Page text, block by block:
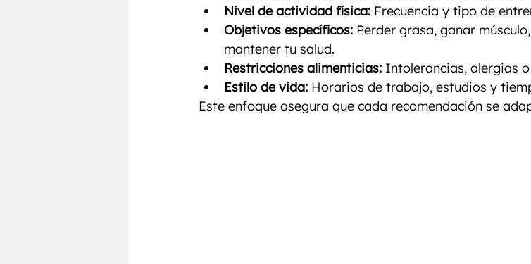
Nivel de actividad física: Frecuencia y tipo de
Objetivos específicos: Perder grasa, ganar
mantener tu salud.
Restricciones alimenticias: Intolerancias, alergias
Estilo de vida: Horarios de trabajo, estudios y
Este enfoque asegura que cada recomendación se